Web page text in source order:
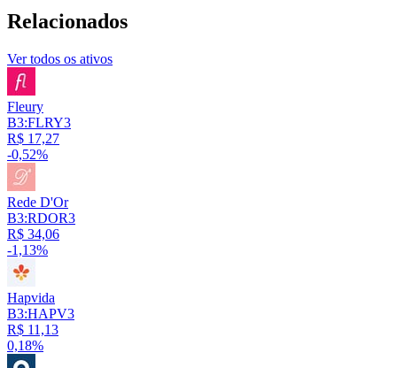
Relacionados
Ver todos os ativos
Fleury
B3:FLRY3
R$ 17,27
-0,52%
Rede D'Or
B3:RDOR3
R$ 34,06
-1,13%
Hapvida
B3:HAPV3
R$ 11,13
0,18%